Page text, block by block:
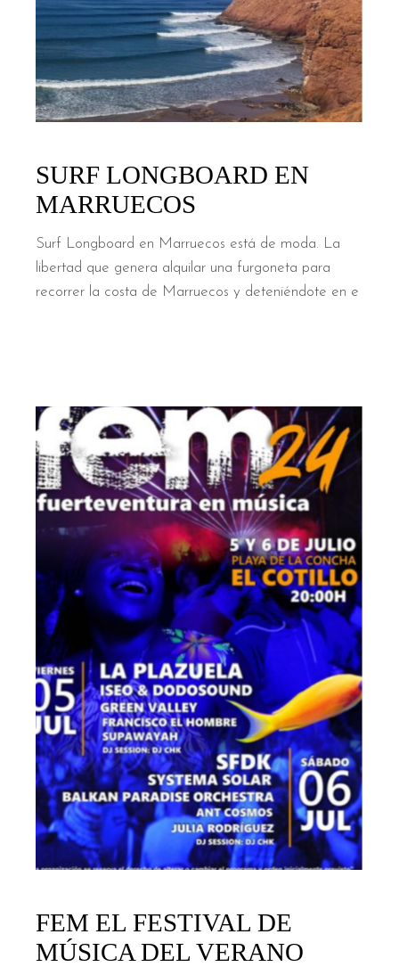
SURF LONGBOARD EN
MARRUECOS
Surf Longboard en Marruecos está de moda. La
libertad que genera alquilar una furgoneta para
recorrer la costa de Marruecos y deteniéndote en e
FEM EL FESTIVAL DE
MÚSICA DEL VERANO